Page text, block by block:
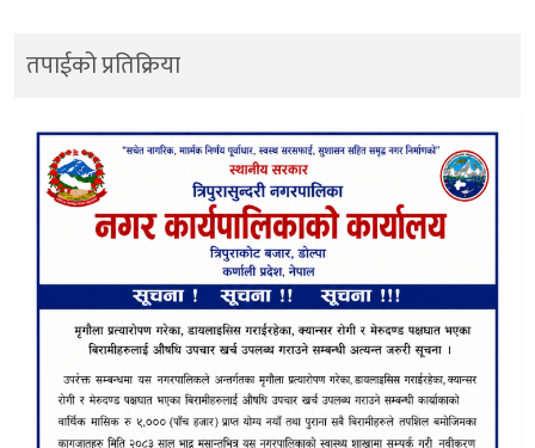
तपाईको प्रतिक्रिया